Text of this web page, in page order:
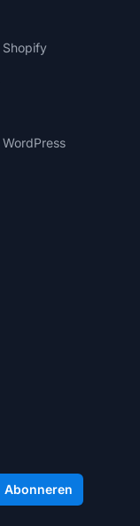
Abonneren